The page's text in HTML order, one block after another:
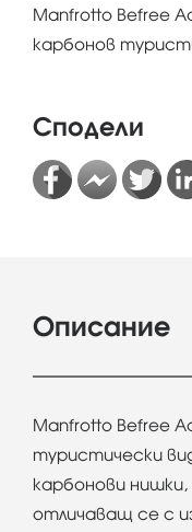
Manfrotto Befree
карбонов
Сподели
Описание
Manfrotto Befree
туристически
карбонови нишки,
отличаващ се с